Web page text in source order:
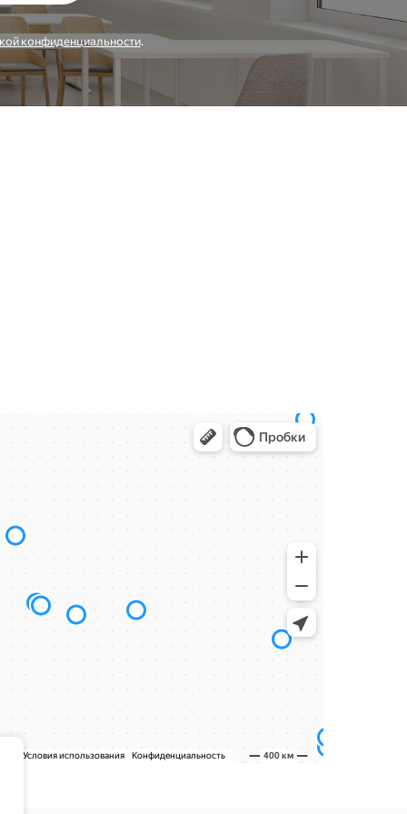
конфиденциальности.